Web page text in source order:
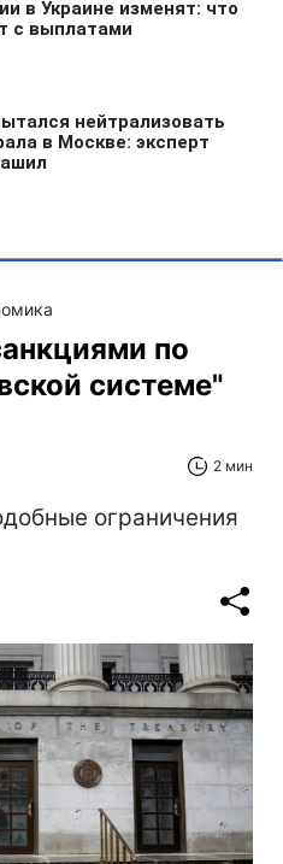
по
системе"
2 мин
ограничения